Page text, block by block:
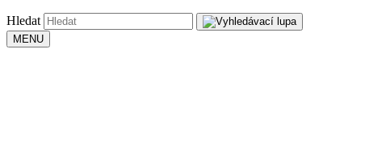
Hledat
MENU